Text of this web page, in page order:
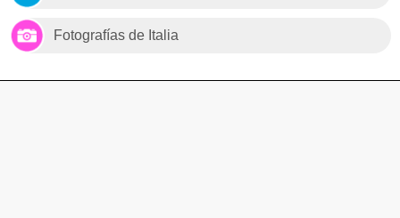
Fotografías de Italia